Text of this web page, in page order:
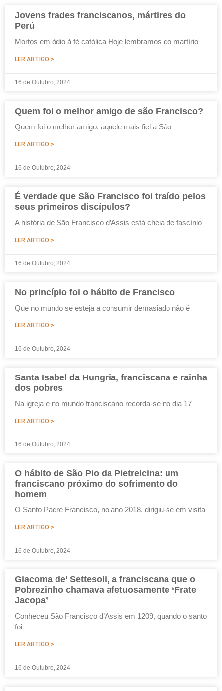
Jovens frades franciscanos, mártires do
Perú
Mortos em ódio à fé católica Hoje lembramos do martírio
LER ARTIGO >
16 de Outubro, 2024
Quem foi o melhor amigo de são Francisco?
Quem foi o melhor amigo, aquele mais fiel a São
LER ARTIGO >
16 de Outubro, 2024
É verdade que São Francisco foi traído pelos
seus primeiros discípulos?
A história de São Francisco d’Assis está cheia de fascínio
LER ARTIGO >
16 de Outubro, 2024
No princípio foi o hábito de Francisco
Que no mundo se esteja a consumir demasiado não é
LER ARTIGO >
16 de Outubro, 2024
Santa Isabel da Hungria, franciscana e rainha
dos pobres
Na igreja e no mundo franciscano recorda-se no dia 17
LER ARTIGO >
16 de Outubro, 2024
O hábito de São Pio da Pietrelcina: um
franciscano próximo do sofrimento do
homem
O Santo Padre Francisco, no ano 2018, dirigiu-se em visita
LER ARTIGO >
16 de Outubro, 2024
Giacoma de’ Settesoli, a franciscana que o
Pobrezinho chamava afetuosamente ‘Frate
Jacopa’
Conheceu São Francisco d’Assis em 1209, quando o santo
foi
LER ARTIGO >
16 de Outubro, 2024